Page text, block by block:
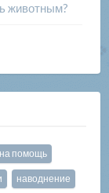
животным?
помощь
наводнение